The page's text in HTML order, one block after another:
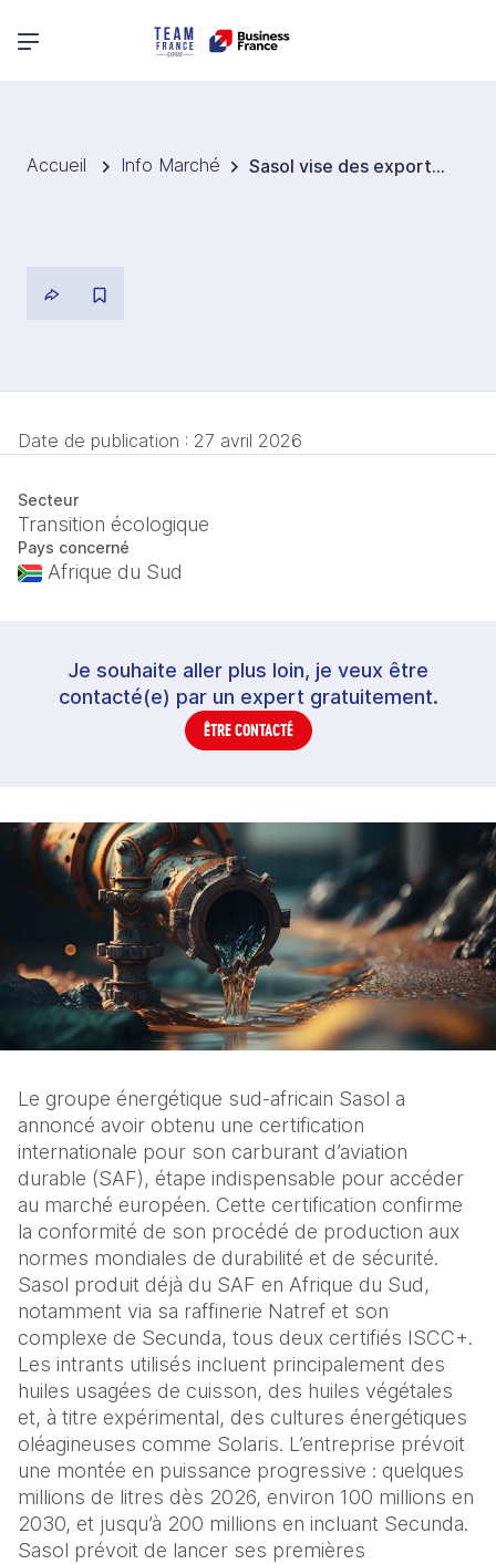
Menu principal
Accueil Info Marché Sasol vise des exportations de carburants d’aviation durables vers l’Union européenne
Date de publication : 27 avril 2026
Secteur
Transition écologique
Pays concerné
Afrique du Sud
Je souhaite aller plus loin, je veux être
contacté(e) par un expert gratuitement.
ÊTRE CONTACTÉ
Le groupe énergétique sud-africain Sasol a
annoncé avoir obtenu une certification
internationale pour son carburant d’aviation
durable (SAF), étape indispensable pour accéder
au marché européen. Cette certification confirme
la conformité de son procédé de production aux
normes mondiales de durabilité et de sécurité.
Sasol produit déjà du SAF en Afrique du Sud,
notamment via sa raffinerie Natref et son
complexe de Secunda, tous deux certifiés ISCC+.
Les intrants utilisés incluent principalement des
huiles usagées de cuisson, des huiles végétales
et, à titre expérimental, des cultures énergétiques
oléagineuses comme Solaris. L’entreprise prévoit
une montée en puissance progressive : quelques
millions de litres dès 2026, environ 100 millions en
2030, et jusqu’à 200 millions en incluant Secunda.
Sasol prévoit de lancer ses premières